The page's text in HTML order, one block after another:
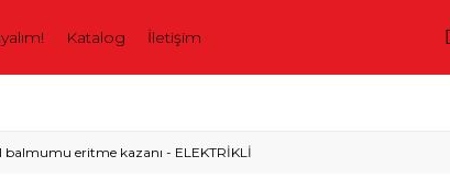
Katalog İletişim
balmumu eritme kazanı - ELEKTRİKLİ